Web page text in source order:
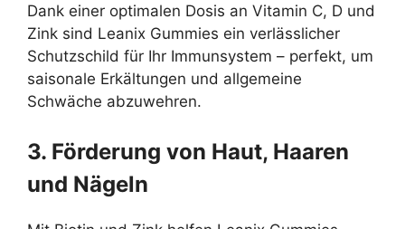
Dank einer optimalen Dosis an Vitamin C, D und
Zink sind Leanix Gummies ein verlässlicher
Schutzschild für Ihr Immunsystem – perfekt, um
saisonale Erkältungen und allgemeine
Schwäche abzuwehren.
3. Förderung von Haut, Haaren
und Nägeln